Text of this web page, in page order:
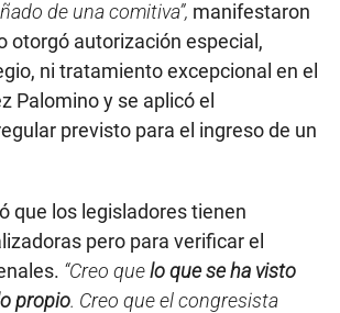
de una comitiva”, manifestaron
otorgó autorización especial,
ni tratamiento excepcional en el
Palomino y se aplicó el
previsto para el ingreso de un
que los legisladores tienen
pero para verificar el
“Creo quelo que se ha visto
propio. Creo que el congresista